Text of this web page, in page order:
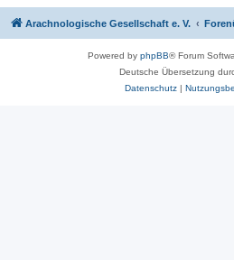
Arachnologische Gesellschaft e. V.
Powered by phpBB® Forum
Deutsche Übersetzung
Datenschutz|